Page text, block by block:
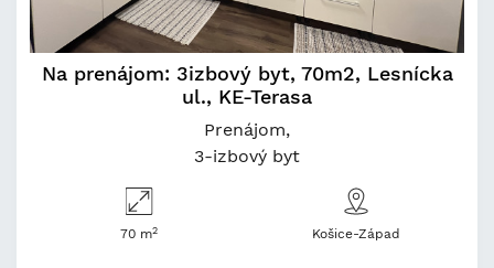
Na prenájom: 3izbový byt, 70m2, Lesnícka
ul., KE-Terasa
Prenájom
3-izbový byt
70 m2 Košice-Západ